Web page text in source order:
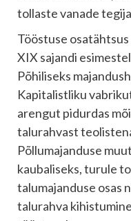
tollaste vanade
Tööstuse
XIX sajandi
Põhiliseks
Kapitalistliku
arengut pidurdas
talurahvast
Põllumajanduse
kaubaliseks, turule
talumajanduse osas
talurahva